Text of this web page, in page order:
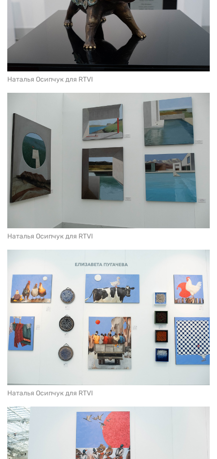
Наталья Осипчук для RTVI
Наталья Осипчук для RTVI
Наталья Осипчук для RTVI